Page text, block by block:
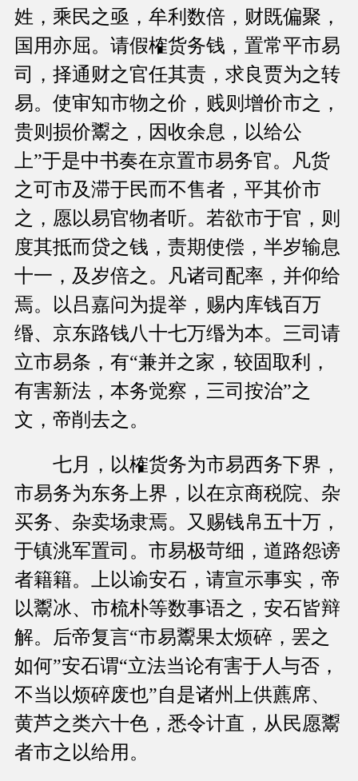
姓，乘民之亟，牟利数倍，财既偏聚，
国用亦屈。请假榷货务钱，置常平市易
司，择通财之官任其责，求良贾为之转
易。使审知市物之价，贱则增价市之，
贵则损价鬻之，因收余息，以给公
上”于是中书奏在京置市易务官。凡货
之可市及滞于民而不售者，平其价市
之，愿以易官物者听。若欲市于官，则
度其抵而贷之钱，责期使偿，半岁输息
十一，及岁倍之。凡诸司配率，并仰给
焉。以吕嘉问为提举，赐内库钱百万
缗、京东路钱八十七万缗为本。三司请
立市易条，有“兼并之家，较固取利，
有害新法，本务觉察，三司按治”之
文，帝削去之。
七月，以榷货务为市易西务下界，
市易务为东务上界，以在京商税院、杂
买务、杂卖场隶焉。又赐钱帛五十万，
于镇洮军置司。市易极苛细，道路怨谤
者籍籍。上以谕安石，请宣示事实，帝
以鬻冰、市梳朴等数事语之，安石皆辩
解。后帝复言“市易鬻果太烦碎，罢之
如何”安石谓“立法当论有害于人与否，
不当以烦碎废也”自是诸州上供藨席、
黄芦之类六十色，悉令计直，从民愿鬻
者市之以给用。